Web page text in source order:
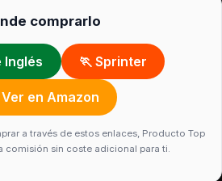
comprarlo
Inglés 🏃 Sprinter
en Amazon
a través de estos enlaces, Producto Top
comisión sin coste adicional para ti.